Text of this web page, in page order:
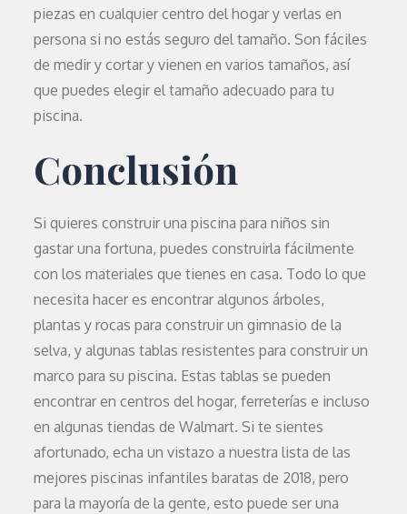
piezas en cualquier centro del hogar y verlas en
persona si no estás seguro del tamaño. Son fáciles
de medir y cortar y vienen en varios tamaños, así
que puedes elegir el tamaño adecuado para tu
piscina.
Conclusión
Si quieres construir una piscina para niños sin
gastar una fortuna, puedes construirla fácilmente
con los materiales que tienes en casa. Todo lo que
necesita hacer es encontrar algunos árboles,
plantas y rocas para construir un gimnasio de la
selva, y algunas tablas resistentes para construir un
marco para su piscina. Estas tablas se pueden
encontrar en centros del hogar, ferreterías e incluso
en algunas tiendas de Walmart. Si te sientes
afortunado, echa un vistazo a nuestra lista de las
mejores piscinas infantiles baratas de 2018, pero
para la mayoría de la gente, esto puede ser una